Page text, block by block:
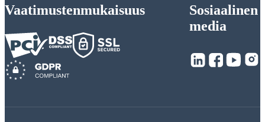
Vaatimustenmukaisuus
Sosiaalinen
media